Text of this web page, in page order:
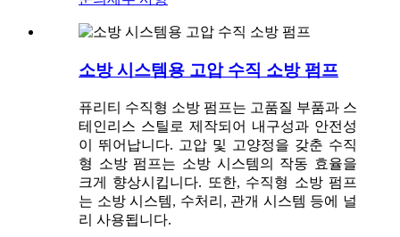
소방 시스템용 고압 수직 소방 펌프
퓨리티 수직형 소방 펌프는 고품질 부품과 스
테인리스 스틸로 제작되어 내구성과 안전성
이 뛰어납니다. 고압 및 고양정을 갖춘 수직
형 소방 펌프는 소방 시스템의 작동 효율을
크게 향상시킵니다. 또한, 수직형 소방 펌프
는 소방 시스템, 수처리, 관개 시스템 등에 널
리 사용됩니다.